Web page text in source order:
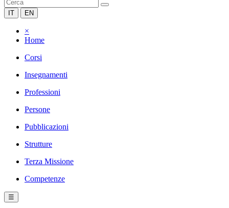
IT EN
×
Home
Corsi
Insegnamenti
Professioni
Persone
Pubblicazioni
Strutture
Terza Missione
Competenze
☰